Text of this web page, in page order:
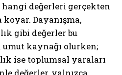
değerleri gerçekten
Dayanışma,
gibi değerler bu
umut kaynağı olurken;
ise toplumsal yaraları